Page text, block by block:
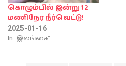
கொழும்பில் இன்று 12
மணிநேர நீர்வெட்டு!
2025-01-16
In "இலங்கை"